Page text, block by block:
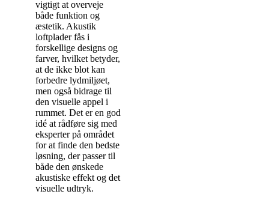
vigtigt at overveje
både funktion og
æstetik. Akustik
loftplader fås i
forskellige designs og
farver, hvilket betyder,
at de ikke blot kan
forbedre lydmiljøet,
men også bidrage til
den visuelle appel i
rummet. Det er en god
idé at rådføre sig med
eksperter på området
for at finde den bedste
løsning, der passer til
både den ønskede
akustiske effekt og det
visuelle udtryk.